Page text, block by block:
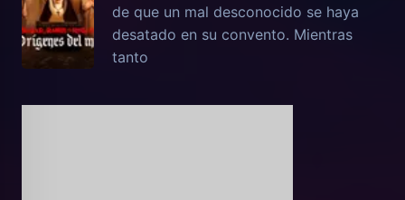
de que un mal desconocido se haya
desatado en su convento. Mientras
tanto